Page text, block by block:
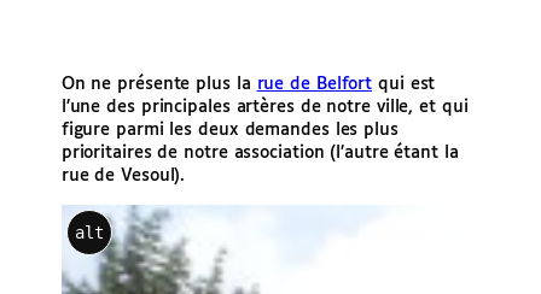
On ne présente plus la rue de Belfort qui est
l’une des principales artères de notre ville, et qui
figure parmi les deux demandes les plus
prioritaires de notre association (l’autre étant la
rue de Vesoul).
alt